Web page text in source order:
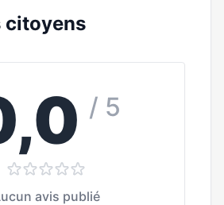
citoyens
/ 5
avis publié